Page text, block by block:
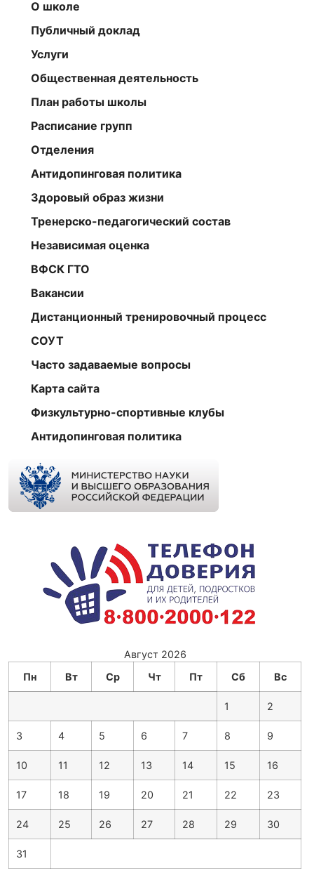
О школе
Публичный доклад
Услуги
Общественная деятельность
План работы школы
Расписание групп
Отделения
Антидопинговая политика
Здоровый образ жизни
Тренерско-педагогический состав
Независимая оценка
ВФСК ГТО
Вакансии
Дистанционный тренировочный процесс
СОУТ
Часто задаваемые вопросы
Карта сайта
Физкультурно-спортивные клубы
Антидопинговая политика
Август 2026
Пн
Вт Ср Чт Пт Сб Вс
1 2
3 4 5 6 7 8 9
10 11 12 13 14 15 16
17 18 19 20 21 22 23
24 25 26 27 28 29 30
31